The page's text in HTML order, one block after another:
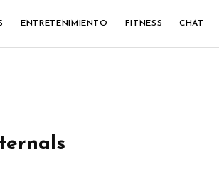
ENTRETENIMIENTO FITNESS CHAT